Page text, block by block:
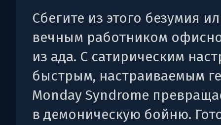
Сбегите из этого безумия
вечным работником
из ада. С сатирическим
быстрым, настраиваемым
Monday Syndrome
в демоническую бойню.